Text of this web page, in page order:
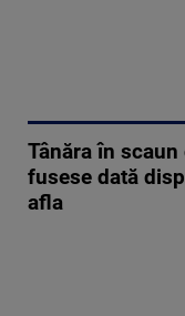
Tânăra în
fusese dată
afla